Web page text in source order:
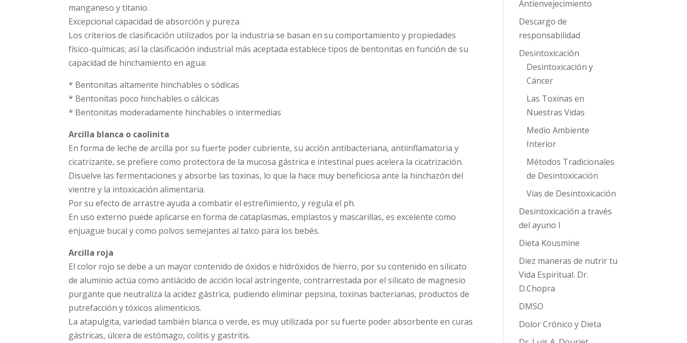
manganeso y titanio.
Excepcional capacidad de absorción y pureza.
Los criterios de clasificación utilizados por la industria se basan en su comportamiento y propiedades
físico-químicas; así la clasificación industrial más aceptada establece tipos de bentonitas en función de su
capacidad de hinchamiento en agua:
* Bentonitas altamente hinchables o sódicas
* Bentonitas poco hinchables o cálcicas
* Bentonitas moderadamente hinchables o intermedias
Arcilla blanca o caolinita
En forma de leche de arcilla por su fuerte poder cubriente, su acción antibacteriana, antiinflamatoria y
cicatrizante, se prefiere como protectora de la mucosa gástrica e intestinal pues acelera la cicatrización.
Disuelve las fermentaciones y absorbe las toxinas, lo que la hace muy beneficiosa ante la hinchazón del
vientre y la intoxicación alimentaria.
Por su efecto de arrastre ayuda a combatir el estreñimiento, y regula el ph.
En uso externo puede aplicarse en forma de cataplasmas, emplastos y mascarillas, es excelente como
enjuague bucal y como polvos semejantes al talco para los bebés.
Arcilla roja
El color rojo se debe a un mayor contenido de óxidos e hidróxidos de hierro, por su contenido en silicato
de aluminio actúa como antiácido de acción local astringente, contrarrestada por el silicato de magnesio
purgante que neutraliza la acidez gástrica, pudiendo eliminar pepsina, toxinas bacterianas, productos de
putrefacción y tóxicos alimenticios.
La atapulgita, variedad también blanca o verde, es muy utilizada por su fuerte poder absorbente en curas
gástricas, úlcera de estómago, colitis y gastritis.
Antienvejecimiento
Descargo de
responsabilidad
Desintoxicación
Desintoxicación y
Cáncer
Las Toxinas en
Nuestras Vidas
Medio Ambiente
Interior
Métodos Tradicionales
de Desintoxicación
Vías de Desintoxicación
Desintoxicación a través
del ayuno I
Dieta Kousmine
Diez maneras de nutrir tu
Vida Espiritual. Dr.
D.Chopra
DMSO
Dolor Crónico y Dieta